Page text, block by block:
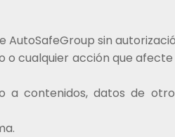
sin
o cualquier acción que
contenidos, datos de